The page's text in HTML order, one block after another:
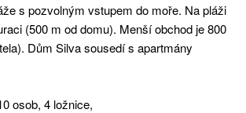
s pozvolným vstupem do moře. Na pláži
(500 m od domu). Menší obchod je 800
Dům Silva sousedí s apartmány
osob, 4 ložnice,